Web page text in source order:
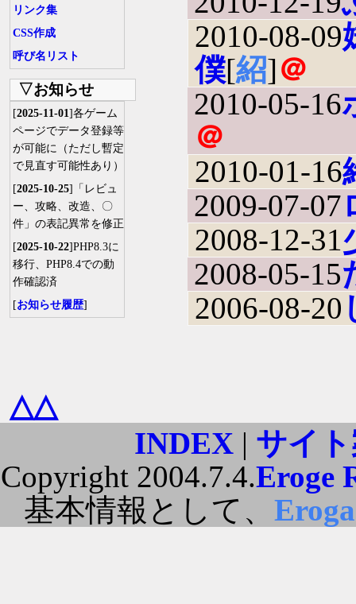
リンク集
CSS作成
呼び名リスト
▽お知らせ
[2025-11-01]各ゲーム
ページでデータ登録等
が可能に（ただし暫定
で見直す可能性あり）
[2025-10-25]「レビュ
ー、攻略、改造、〇
件」の表記異常を修正
[2025-10-22]PHP8.3に
移行、PHP8.4での動
作確認済
[お知らせ履歴]
2010-08-09
僕[紹]＠
2010-05-16
＠
2010-01-16
2009-07-07
2008-12-31
2008-05-15
2006-08-20
△△
INDEX| サイ
Copyright 2004.7.4.Eroge
基本情報として、